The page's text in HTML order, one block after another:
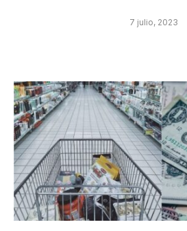
7 julio, 2023